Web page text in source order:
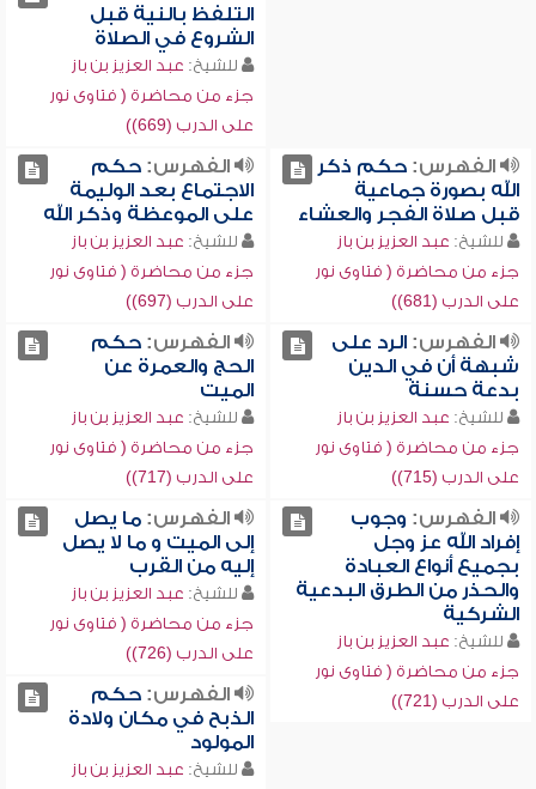
التلفظ بالنية قبل
الشروع في الصلاة
للشيخ: عبد العزيز بن باز
جزء من محاضرة ( فتاوى نور
على الدرب (669))
الفهرس:حكم ذكر
الله بصورة جماعية
قبل صلاة الفجر والعشاء
للشيخ: عبد العزيز بن باز
جزء من محاضرة ( فتاوى نور
على الدرب (681))
الفهرس:حكم
الاجتماع بعد الوليمة
على الموعظة وذكر الله
للشيخ: عبد العزيز بن باز
جزء من محاضرة ( فتاوى نور
على الدرب (697))
الفهرس:الرد على
شبهة أن في الدين
بدعة حسنة
للشيخ: عبد العزيز بن باز
جزء من محاضرة ( فتاوى نور
على الدرب (715))
الفهرس:حكم
الحج والعمرة عن
الميت
للشيخ: عبد العزيز بن باز
جزء من محاضرة ( فتاوى نور
على الدرب (717))
الفهرس: وجوب
إفراد الله عز وجل
بجميع أنواع العبادة
والحذر من الطرق البدعية
الشركية
للشيخ: عبد العزيز بن باز
جزء من محاضرة ( فتاوى نور
على الدرب (721))
الفهرس:ما يصل
إلى الميت و ما لا يصل
إليه من القرب
للشيخ: عبد العزيز بن باز
جزء من محاضرة ( فتاوى نور
على الدرب (726))
الفهرس:حكم
الذبح في مكان ولادة
المولود
للشيخ: عبد العزيز بن باز